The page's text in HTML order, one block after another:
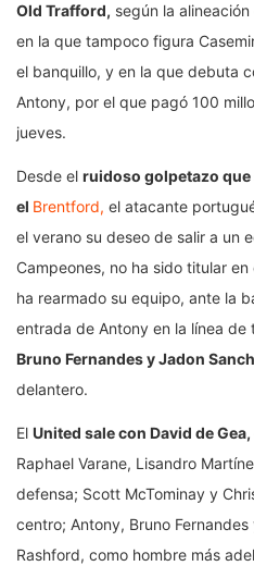
Old Trafford, según la
en la que tampoco figura
el banquillo, y en la que debuta
Antony, por el que pagó 100
jueves.
Desde el ruidoso golpetazo
el Brentford, el atacante
el verano su deseo de salir a un
Campeones, no ha sido titular
ha rearmado su equipo, ante la
entrada de Antony en la línea de
Bruno Fernandes y Jadon
delantero.
El United sale con David de Gea,
Raphael Varane, Lisandro
defensa; Scott McTominay y
centro; Antony, Bruno
Rashford, como hombre más